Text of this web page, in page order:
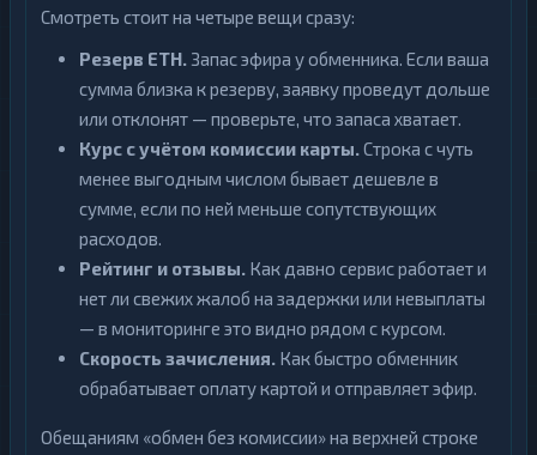
Смотреть стоит на четыре вещи сразу:
Резерв ETH. Запас эфира у обменника. Если ваша
сумма близка к резерву, заявку проведут дольше
или отклонят — проверьте, что запаса хватает.
Курс с учётом комиссии карты.Строка с чуть
менее выгодным числом бывает дешевле в
сумме, если по ней меньше сопутствующих
расходов.
Рейтинг и отзывы. Как давно сервис работает и
нет ли свежих жалоб на задержки или невыплаты
— в мониторинге это видно рядом с курсом.
Скорость зачисления. Как быстро обменник
обрабатывает оплату картой и отправляет эфир.
Обещаниям «обмен без комиссии» на верхней строке